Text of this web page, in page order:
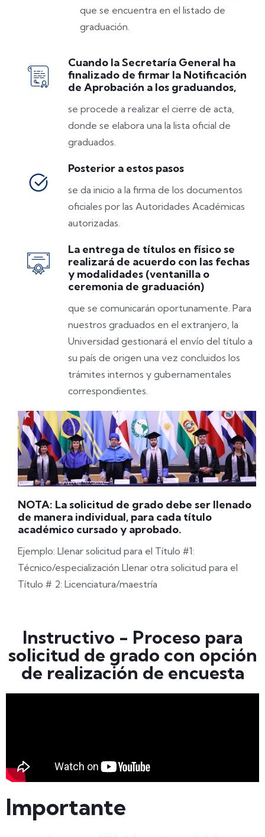
que se encuentra en el listado de
graduación.
Cuando la Secretaría General ha
finalizado de firmar la Notificación
de Aprobación a los graduandos,
se procede a realizar el cierre de acta,
donde se elabora una la lista oficial de
graduados.
Posterior a estos pasos
se da inicio a la firma de los documentos
oficiales por las Autoridades Académicas
autorizadas.
La entrega de títulos en físico se
realizará de acuerdo con las fechas
y modalidades (ventanilla o
ceremonia de graduación)
que se comunicarán oportunamente. Para
nuestros graduados en el extranjero, la
Universidad gestionará el envío del título a
su país de origen una vez concluidos los
trámites internos y gubernamentales
correspondientes.
NOTA: La solicitud de grado debe ser llenado
de manera individual, para cada título
académico cursado y aprobado.
Ejemplo: Llenar solicitud para el Título #1:
Técnico/especialización Llenar otra solicitud para el
Título # 2: Licenciatura/maestría
Instructivo - Proceso para
solicitud de grado con opción
de realización de encuesta
Importante